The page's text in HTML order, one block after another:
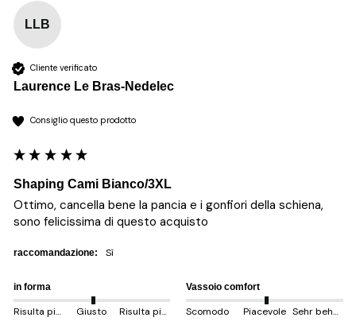
LLB
Cliente verificato
Laurence Le Bras-Nedelec
Consiglio questo prodotto
Shaping Cami Bianco/3XL
Ottimo, cancella bene la pancia e i gonfiori della schiena,
sono felicissima di questo acquisto
raccomandazione: sì
in forma
Risulta più piccolo Giusto Risulta più grande
Vassoio comfort
Scomodo Piacevole Sehr behem